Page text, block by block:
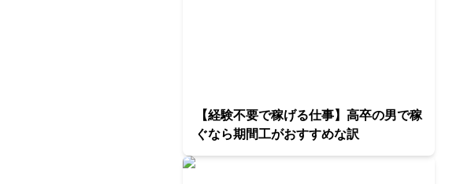
【経験不要で稼げる仕事】高卒の男で稼
ぐなら期間工がおすすめな訳